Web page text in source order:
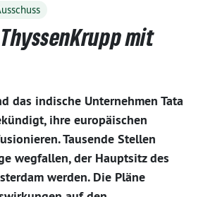
mit
das indische Unternehmen Tata
ihre europäischen
Tausende Stellen
wegfallen, der Hauptsitz des
werden. Die Pläne